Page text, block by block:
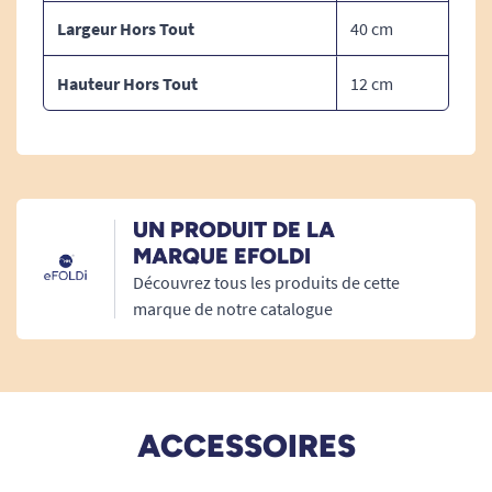
Vérifier que votre équipement (scooter ou
fauteuil roulant électrique) utilise bien une prise
XLR 3 broches, identique à celle présente sur la
photo, afin de garantir la compatibilité :
Largeur Hors Tout 40 cm
Hauteur Hors Tout 12 cm
UN PRODUIT DE LA
MARQUE EFOLDI
Découvrez tous les produits de cette
marque de notre catalogue
ACCESSOIRES